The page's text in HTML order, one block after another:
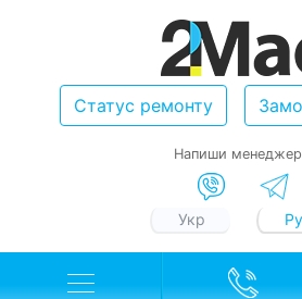
Статус ремонту
Напиши
Укр